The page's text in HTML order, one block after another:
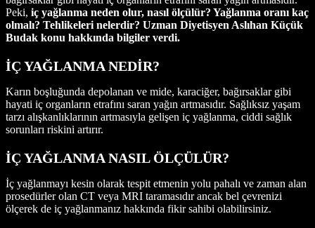
Peki, iç yağlanma neden olur, nasıl ölçülür? Yağlanma oranı kaç
olmalı? Tehlikeleri nelerdir? Uzman Diyetisyen Aslıhan Küçük
Budak konu hakkında bilgiler verdi.
İÇ YAĞLANMA NEDİR?
Karın boşluğunda depolanan ve mide, karaciğer, bağırsaklar gibi
hayati iç organların etrafını saran yağın artmasıdır. Sağlıksız yaşam
tarzı alışkanlıklarının artmasıyla gelişen iç yağlanma, ciddi sağlık
sorunları riskini artırır.
İÇ YAĞLANMA NASIL ÖLÇÜLÜR?
İç yağlanmayı kesin olarak tespit etmenin yolu pahalı ve zaman alan
prosedürler olan CT veya MRI taramasıdır ancak bel çevrenizi
ölçerek de iç yağlanmanız hakkında fikir sahibi olabilirsiniz.